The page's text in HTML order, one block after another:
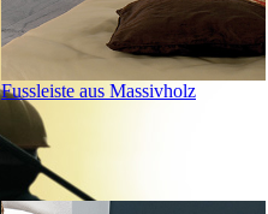
Fussleiste aus Massivholz